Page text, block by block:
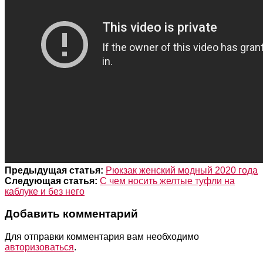
Предыдущая статья: Рюкзак женский модный 2020 года
Следующая статья: С чем носить желтые туфли на
каблуке и без него
Добавить комментарий
Для отправки комментария вам необходимо
авторизоваться.